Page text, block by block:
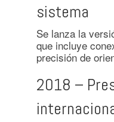
sistema
Se lanza la
que incluye
precisión de
2018 –